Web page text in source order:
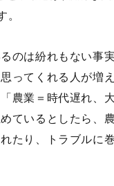
。
のは紛れもない事
ってくれる人が増
農業＝時代遅れ、
ているとしたら、
たり、トラブルに